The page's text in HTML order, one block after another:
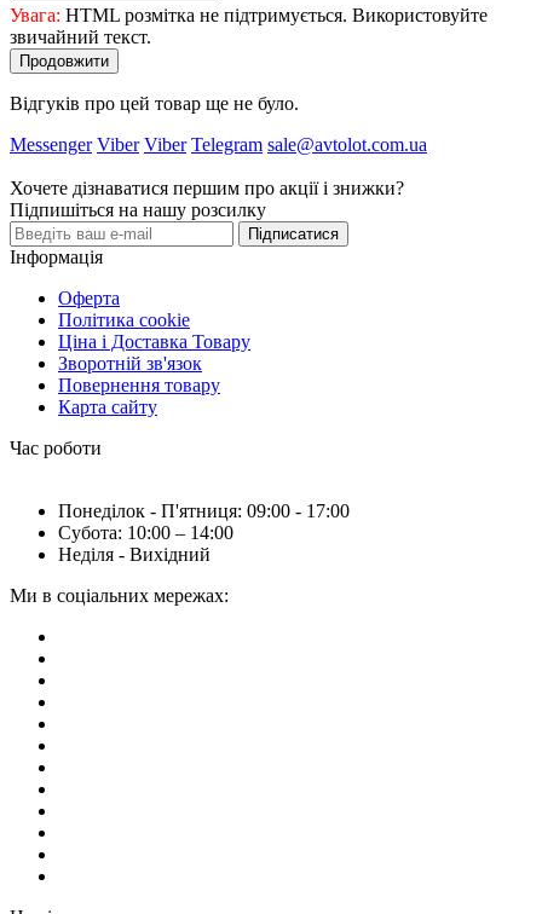
Увага: HTML розмітка не підтримується. Використовуйте
звичайний текст.
Продовжити
Відгуків про цей товар ще не було.
Messenger Viber Viber Telegram sale@avtolot.com.ua
Хочете дізнаватися першим про акції і знижки?
Підпишіться на нашу розсилку
Підписатися
Інформація
Оферта
Політика cookie
Ціна і Доставка Товару
Зворотній зв'язок
Повернення товару
Карта сайту
Час роботи
Понеділок - П'ятниця: 09:00 - 17:00
Субота: 10:00 – 14:00
Неділя - Вихідний
Ми в соціальних мережах: